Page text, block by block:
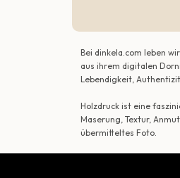
Bei dinkela.com leben
aus ihrem digitalen
Lebendigkeit,
Holzdruck ist eine
Maserung, Textur,
übermitteltes Foto.